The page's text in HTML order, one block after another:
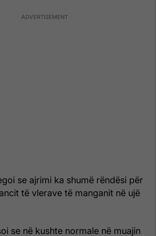
se ajrimi ka shumë rëndësi për
të vlerave të manganit në ujë
se në kushte normale në muajin